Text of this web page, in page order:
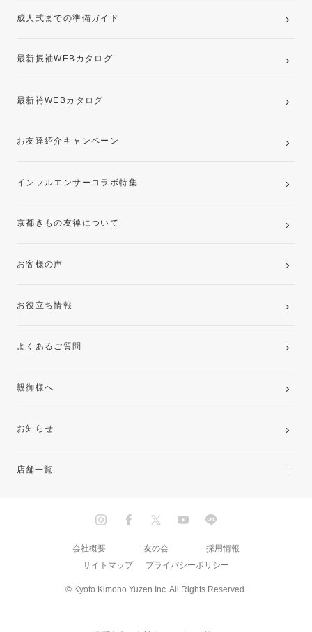
成人式までの準備ガイド
最新振袖WEBカタログ
最新袴WEBカタログ
お友達紹介キャンペーン
インフルエンサーコラボ特集
京都きもの友禅について
お客様の声
お役立ち情報
よくあるご質問
親御様へ
お知らせ
店舗一覧
© Kyoto Kimono Yuzen Inc. All Rights Reserved.
会社概要 友の会
採用情報
サイトマップ
プライバシーポリシー